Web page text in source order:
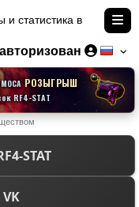
и статистика в
РОЗЫГРЫШ
RF4-STAT
STAT